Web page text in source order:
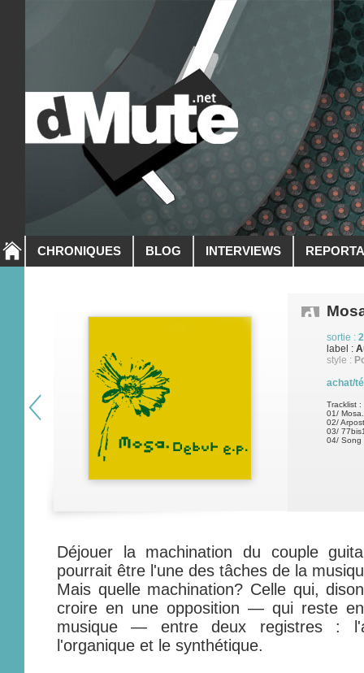
CHRONIQUES BLOG INTERVIEWS
sortie :
label :
style :
achat/
Tracklist :
01/
02/
03/
04/ Song
Déjouer la machination du couple
pourrait être l'une des tâches de la
Mais quelle machination? Celle qui,
croire en une opposition — qui reste
musique — entre deux registres :
l'organique et le synthétique.